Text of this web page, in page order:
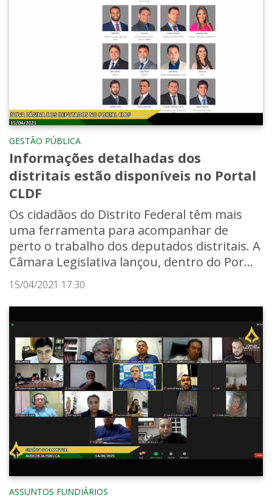
GESTÃO PÚBLICA
Informações detalhadas dos
distritais estão disponíveis no Portal
CLDF
Os cidadãos do Distrito Federal têm mais
uma ferramenta para acompanhar de
perto o trabalho dos deputados distritais. A
Câmara Legislativa lançou, dentro do Por...
15/04/2021 17:30
ASSUNTOS FUNDIÁRIOS